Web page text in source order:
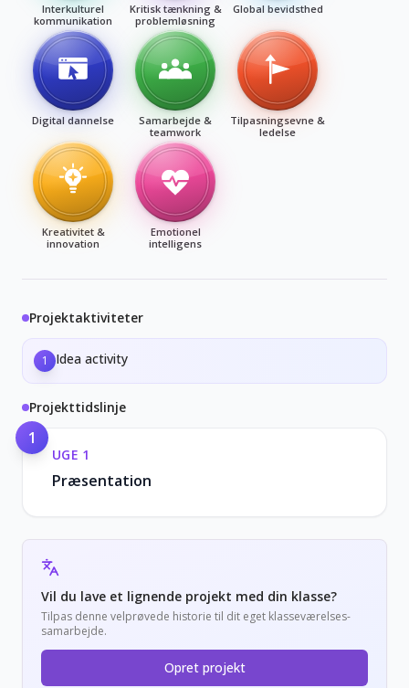
Interkulturel
kommunikation
Kritisk tænkning &
problemløsning
Global bevidsthed
Digital dannelse
Samarbejde &
teamwork
Tilpasningsevne &
ledelse
Kreativitet &
innovation
Emotionel
intelligens
Projektaktiviteter
1 Idea activity
Projekttidslinje
1
UGE 1
Præsentation
Vil du lave et lignende projekt med din klasse?
Tilpas denne velprøvede historie til dit eget klasseværelses-
samarbejde.
Opret projekt